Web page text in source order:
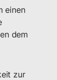
einen
dem
zur